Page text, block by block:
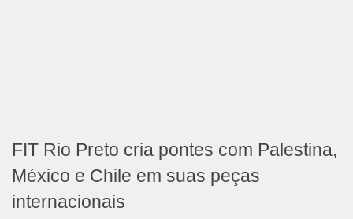
FIT Rio Preto cria pontes com Palestina,
México e Chile em suas peças
internacionais